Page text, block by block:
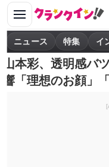
ニュース 特集 イ
山本彩、透明感バ
響「理想のお顔」